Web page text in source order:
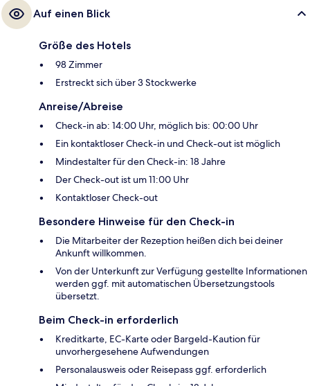
Auf einen Blick
Größe des Hotels
98 Zimmer
Erstreckt sich über 3 Stockwerke
Anreise/Abreise
Check-in ab: 14:00 Uhr, möglich bis: 00:00 Uhr
Ein kontaktloser Check-in und Check-out ist möglich
Mindestalter für den Check-in: 18 Jahre
Der Check-out ist um 11:00 Uhr
Kontaktloser Check-out
Besondere Hinweise für den Check-in
Die Mitarbeiter der Rezeption heißen dich bei deiner
Ankunft willkommen.
Von der Unterkunft zur Verfügung gestellte Informationen
werden ggf. mit automatischen Übersetzungstools
übersetzt.
Beim Check-in erforderlich
Kreditkarte, EC-Karte oder Bargeld-Kaution für
unvorhergesehene Aufwendungen
Personalausweis oder Reisepass ggf. erforderlich